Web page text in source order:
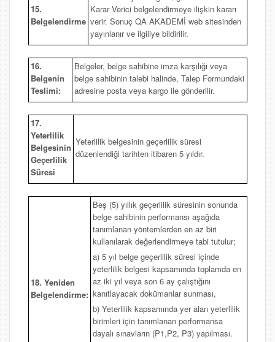
15.
Belgelendirme
Karar Verici belgelendirmeye ilişkin kararı
verir. Sonuç QA AKADEMİ web sitesinden
yayınlanır ve ilgiliye bildirilir.
16.
Belgenin
Teslimi:
Belgeler, belge sahibine imza karşılığı veya
belge sahibinin talebi halinde, Talep Formundaki
adresine posta veya kargo ile gönderilir.
17.
Yeterlilik
Belgesinin
Geçerlilik
Süresi
Yeterlilik belgesinin geçerlilik süresi
düzenlendiği tarihten itibaren 5 yıldır.
18. Yeniden
Belgelendirme:
Beş (5) yıllık geçerlilik süresinin sonunda
belge sahibinin performansı aşağıda
tanımlanan yöntemlerden en az biri
kullanılarak değerlendirmeye tabi tutulur;
a) 5 yıl belge geçerlilik süresi içinde
yeterlilik belgesi kapsamında toplamda en
az iki yıl veya son 6 ay çalıştığını
kanıtlayacak dokümanlar sunması,
b) Yeterlilik kapsamında yer alan yeterlilik
birimleri için tanımlanan performansa
dayalı sınavların (P1,P2, P3) yapılması.